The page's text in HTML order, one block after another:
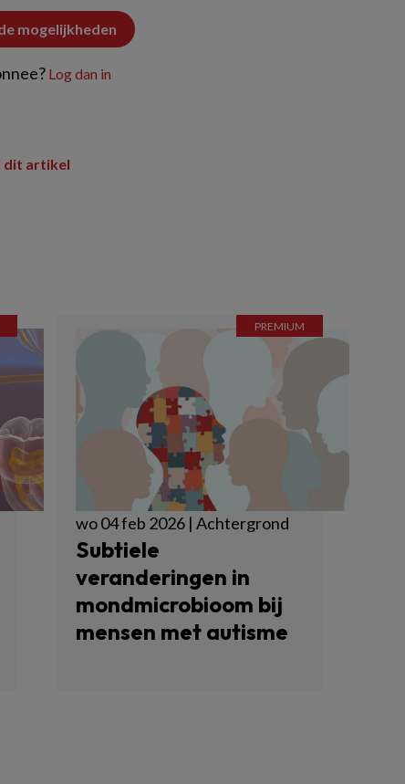
mogelijkheden
Log dan in
dit artikel
wo 04 feb 2026 | Achtergrond
Subtiele
veranderingen in
mondmicrobioom bij
mensen met autisme